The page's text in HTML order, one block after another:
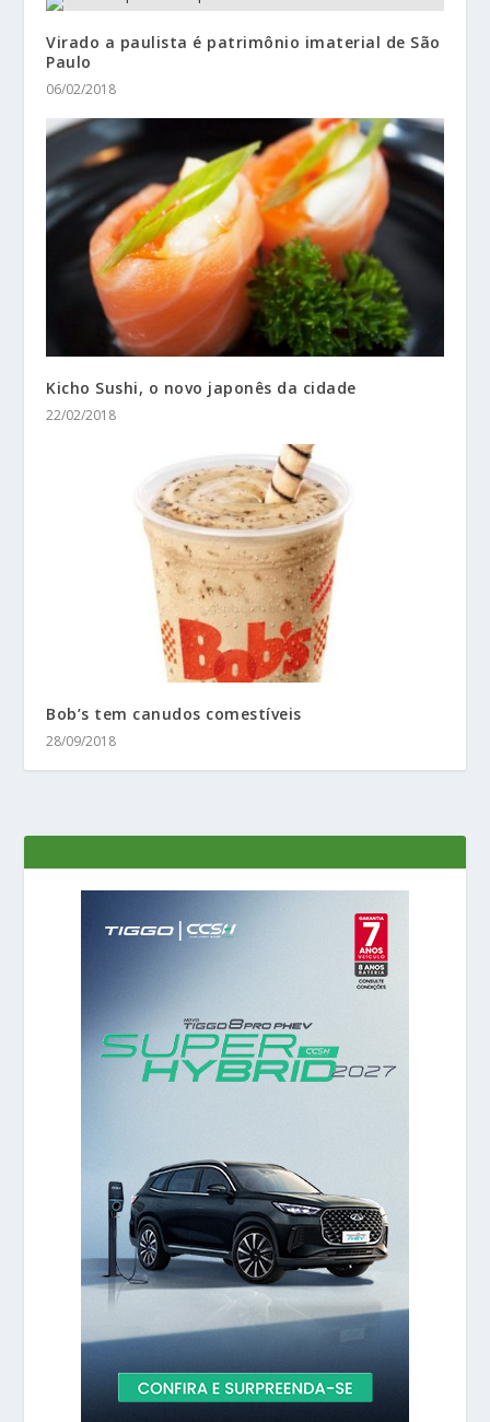
Virado a paulista é patrimônio imaterial de São
Paulo
06/02/2018
Kicho Sushi, o novo japonês da cidade
22/02/2018
Bob’s tem canudos comestíveis
28/09/2018